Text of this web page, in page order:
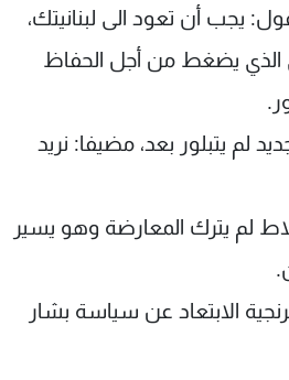
يجب أن تعود الى لبنانيتك،
الذي يضغط من أجل الحفاظ
لم يتبلور بعد، مضيفا: نريد
لم يترك المعارضة وهو يسير
الابتعاد عن سياسة بشار